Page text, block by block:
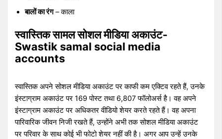
बालों का रंग– काला
स्वास्तिक सामल सोशल मीडिया अकाउंट-
Swastik samal social media
accounts
स्वास्तिक अपने सोशल मीडिया अकाउंट पर काफी कम एक्टिव रहते हैं, उनके
इंस्टाग्राम अकाउंट पर 169 पोस्ट तथा 6,807 फॉलोअर्स है। वह अपने
इंस्टाग्राम अकाउंट पर अधिकतर वीडियो शेयर करते रहते हैं। वह अपना
पारिवारिक जीवन निजी रखते हैं, उन्होंने अभी तक सोशल मीडिया अकाउंट
पर परिवार के साथ कोई भी फोटो शेयर नहीं की है। अगर आप उन्हें उनके